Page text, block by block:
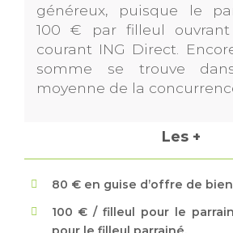
généreux, puisque le
100 € par filleul
courant ING Direct.
somme se trouve
moyenne de la
Les +
80 € en guise d’offre de
100 € / filleul pour le